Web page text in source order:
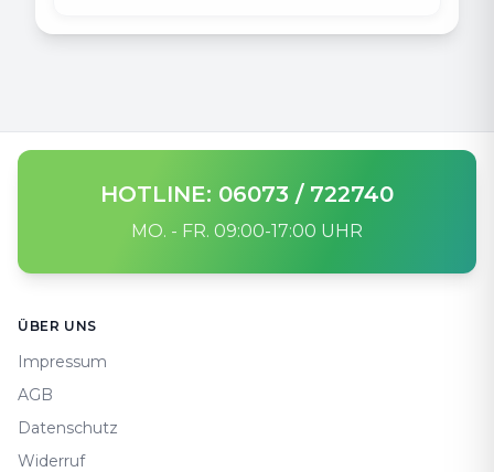
HOTLINE: 06073 / 722740
MO. - FR. 09:00-17:00 UHR
ÜBER UNS
Impressum
AGB
Datenschutz
Widerruf